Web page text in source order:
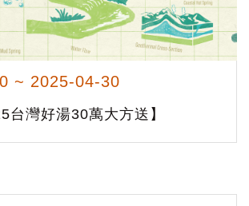
~ 2025-04-30
台灣好湯30萬大方送】